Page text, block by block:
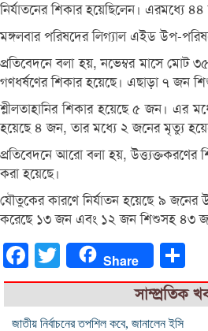
নির্যাতনের শিকার হয়েছিলেন। এরমধ্যে
মঙ্গলবার পরিষদের লিগ্যাল এইড উপ-
প্রতিবেদনে বলা হয়, নভেম্বর মাসে মোট
গণধর্ষণের শিকার হয়েছে। এছাড়া ৭ জন
শ্লীলতাহানির শিকার হয়েছে ৫ জন। এর
হয়েছে ৪ জন, তার মধ্যে ২ জনের মৃত্যু
প্রতিবেদনে আরো বলা হয়, উত্ত্যক্তকরণের
করা হয়েছে।
যৌতুকের কারণে নির্যাতন হয়েছে ৯ জনের
করেছে ১৩ জন এবং ১২ জন শিশুসহ ৪৩
FacebookTwitter Share
সাম্প্রতিক
জাতীয় নির্বাচনের তপশিল কবে, জানালেন ইসি